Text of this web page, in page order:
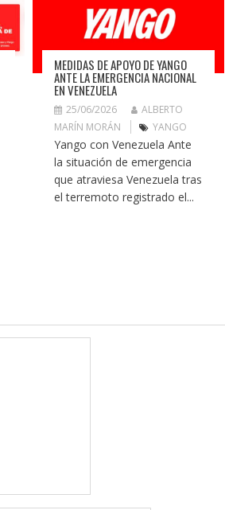
MEDIDAS DE APOYO DE YANGO
ANTE LA EMERGENCIA NACIONAL
EN VENEZUELA
25/06/2026
ALBERTO
MARÍN MORÁN
YANGO
Yango con Venezuela Ante
la situación de emergencia
que atraviesa Venezuela tras
el terremoto registrado el...